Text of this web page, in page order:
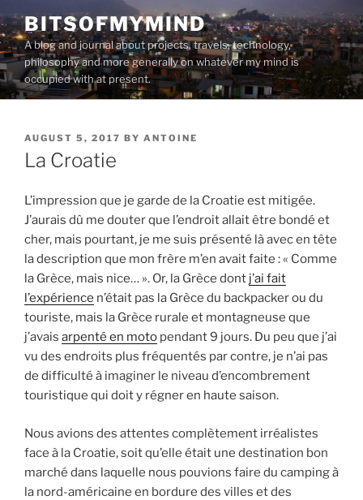
to
content
BITSOFMYMIND
A blog and journal about projects, travels, technology,
philosophy and more generally on whatever my mind is
occupied with at present.
POSTED
ON
AUGUST 5, 2017 BY ANTOINE
La Croatie
L’impression que je garde de la Croatie est mitigée.
J’aurais dû me douter que l’endroit allait être bondé et
cher, mais pourtant, je me suis présenté là avec en tête
la description que mon frère m’en avait faite : « Comme
la Grèce, mais nice… ». Or, la Grèce dont j’ai fait
l’expérience n’était pas la Grèce du backpacker ou du
touriste, mais la Grèce rurale et montagneuse que
j’avais arpenté en moto pendant 9 jours. Du peu que j’ai
vu des endroits plus fréquentés par contre, je n’ai pas
de difficulté à imaginer le niveau d’encombrement
touristique qui doit y régner en haute saison.
Nous avions des attentes complètement irréalistes
face à la Croatie, soit qu’elle était une destination bon
marché dans laquelle nous pouvions faire du camping à
la nord-américaine en bordure des villes et des